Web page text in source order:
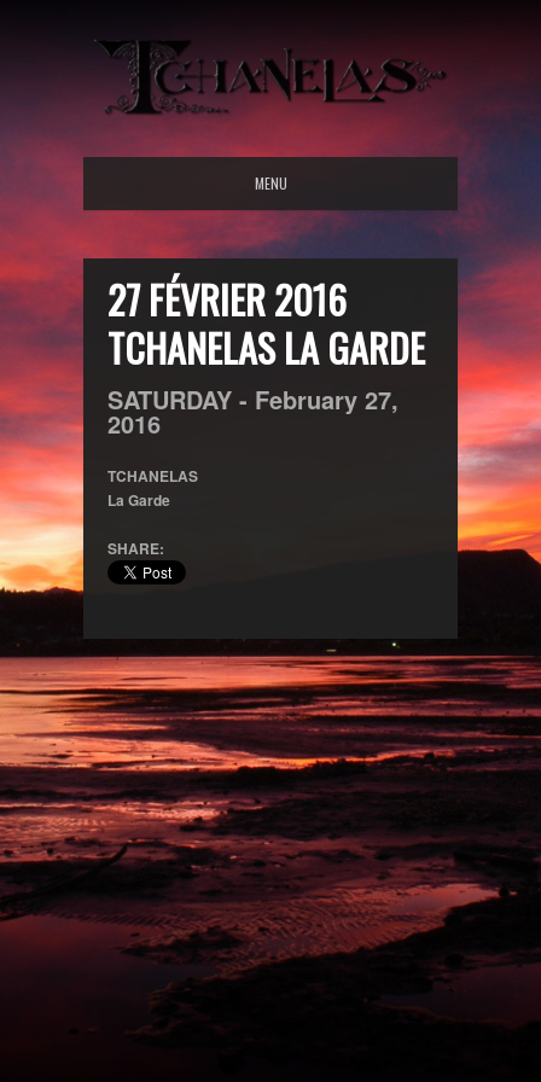
MENU
27 FÉVRIER 2016
TCHANELAS LA GARDE
SATURDAY - February 27,
2016
TCHANELAS
La Garde
SHARE: